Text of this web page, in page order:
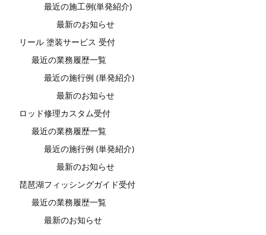
最近の施工例(単発紹介)
最新のお知らせ
リール 塗装サービス 受付
最近の業務履歴一覧
最近の施行例 (単発紹介)
最新のお知らせ
ロッド修理カスタム受付
最近の業務履歴一覧
最近の施行例 (単発紹介)
最新のお知らせ
琵琶湖フィッシングガイド受付
最近の業務履歴一覧
最新のお知らせ